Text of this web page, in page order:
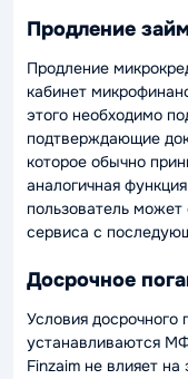
Продление
Продление
кабинет
этого необходимо
подтверждающие
которое обычно
аналогичная
пользователь
сервиса с
Досрочное
Условия
устанавливаются
Finzaim не влияет